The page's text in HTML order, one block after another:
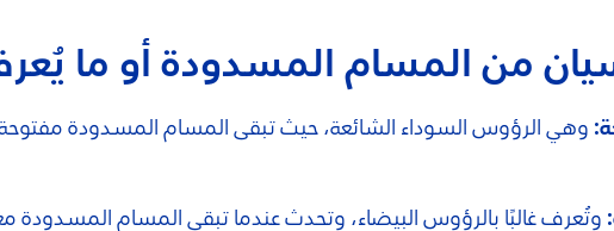
من المسام المسدودة أو ما
وهي الرؤوس السوداء الشائعة، حيث تبقى المسام المسدودة
وتُعرف غالبًا بالرؤوس البيضاء، وتحدث عندما تبقى المسام المسدودة